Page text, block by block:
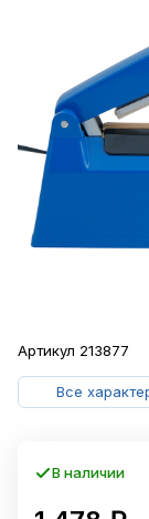
Артикул 213877
Все
В наличии